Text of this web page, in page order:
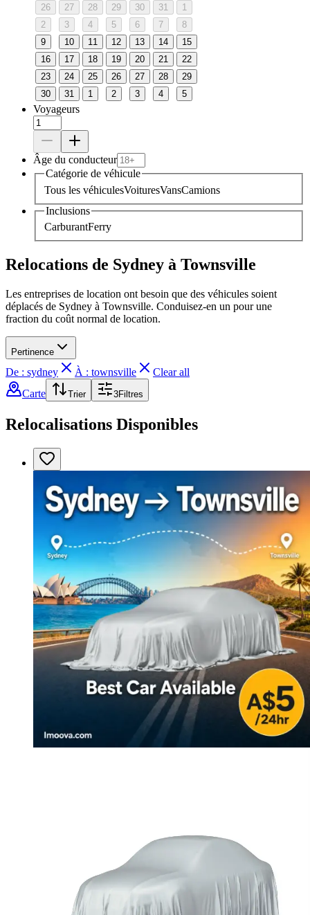
26 27 28 29 30 31
1
2
3 4 5 6 7
8
9
10 11 12 13 14
15
16
17 18 19 20 21
22
23
24 25 26 27 28
29
30
31 1 2 3 4 5
Voyageurs
Âge du conducteur
Catégorie de véhicule
Tous les véhiculesVoituresVansCamions
Inclusions
CarburantFerry
Relocations de Sydney à Townsville
Les entreprises de location ont besoin que des véhicules soient
déplacés de Sydney à Townsville. Conduisez-en un pour une
fraction du coût normal de location.
Pertinence
De : sydney À : townsville
Clear all
Carte
Trier 3Filtres
Relocalisations Disponibles